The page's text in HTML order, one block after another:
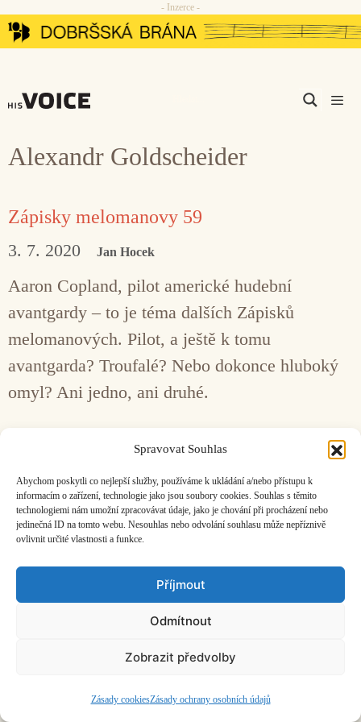
Spravovat Souhlas
Abychom poskytli co nejlepší služby, používáme k ukládání a/nebo přístupu k
informacím o zařízení, technologie jako jsou soubory cookies. Souhlas s těmito
technologiemi nám umožní zpracovávat údaje, jako je chování při procházení nebo
jedinečná ID na tomto webu. Nesouhlas nebo odvolání souhlasu může nepříznivě
ovlivnit určité vlastnosti a funkce.
Příjmout
Odmítnout
Zobrazit předvolby
Zásady cookiesZásady ochrany osobních údajů
Přeskočit
na
- Inzerce -
Alexandr Goldscheider
Zápisky melomanovy 59
3. 7. 2020 Jan Hocek
Aaron Copland, pilot americké hudební
avantgardy – to je téma dalších Zápisků
melomanových. Pilot, a ještě k tomu
avantgarda? Troufalé? Nebo dokonce hluboký
omyl? Ani jedno, ani druhé.
Facebook
Bandcamp
Mail
©2026 HISvoice – design a admin